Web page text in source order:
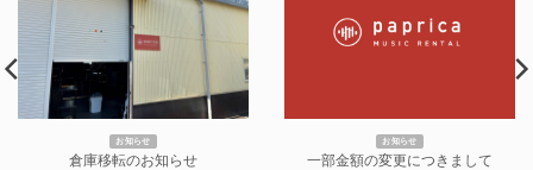
お知らせ
倉庫移転のお知らせ
お知らせ
一部金額の変更につきまして